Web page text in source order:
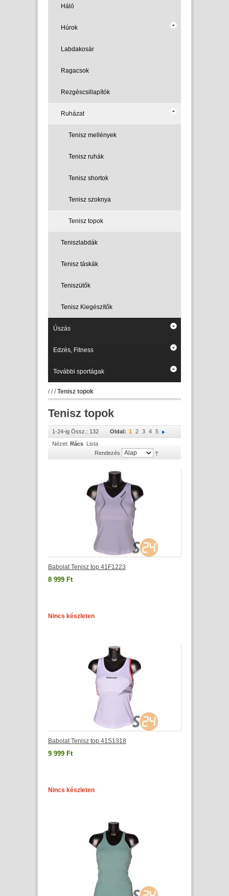
Háló
Húrok
Labdakosár
Ragacsok
Rezgéscsillapítók
Ruházat
Tenisz mellények
Tenisz ruhák
Tenisz shortok
Tenisz szoknya
Tenisz topok
Teniszlabdák
Tenisz táskák
Teniszütők
Tenisz Kiegészítők
Úszás
Edzés, Fitness
További sportágak
///Tenisz topok
Tenisz topok
1-24-ig Össz.: 132 Oldal: 1 2 3 4
5
Nézet: Rács Lista
Rendezés
Babolat Tenisz top 41F1223
8 999 Ft
Nincs készleten
Babolat Tenisz top 41S1318
9 999 Ft
Nincs készleten